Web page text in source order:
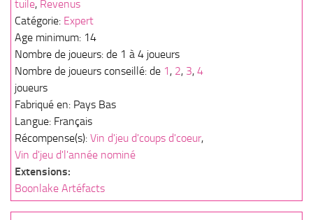
tuile, Revenus
Catégorie: Expert
Age minimum: 14
Nombre de joueurs: de 1 à 4 joueurs
Nombre de joueurs conseillé: de 1 , 2, 3, 4
joueurs
Fabriqué en: Pays Bas
Langue: Français
Récompense(s): Vin d'jeu d'coups d'coeur,
Vin d'jeu d'l'année nominé
Extensions:
Boonlake Artéfacts